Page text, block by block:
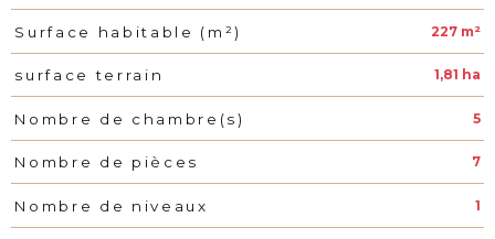
Surface habitable (m²) 227 m²
surface terrain 1,81 ha
Nombre de chambre(s) 5
Nombre de pièces 7
Nombre de niveaux 1